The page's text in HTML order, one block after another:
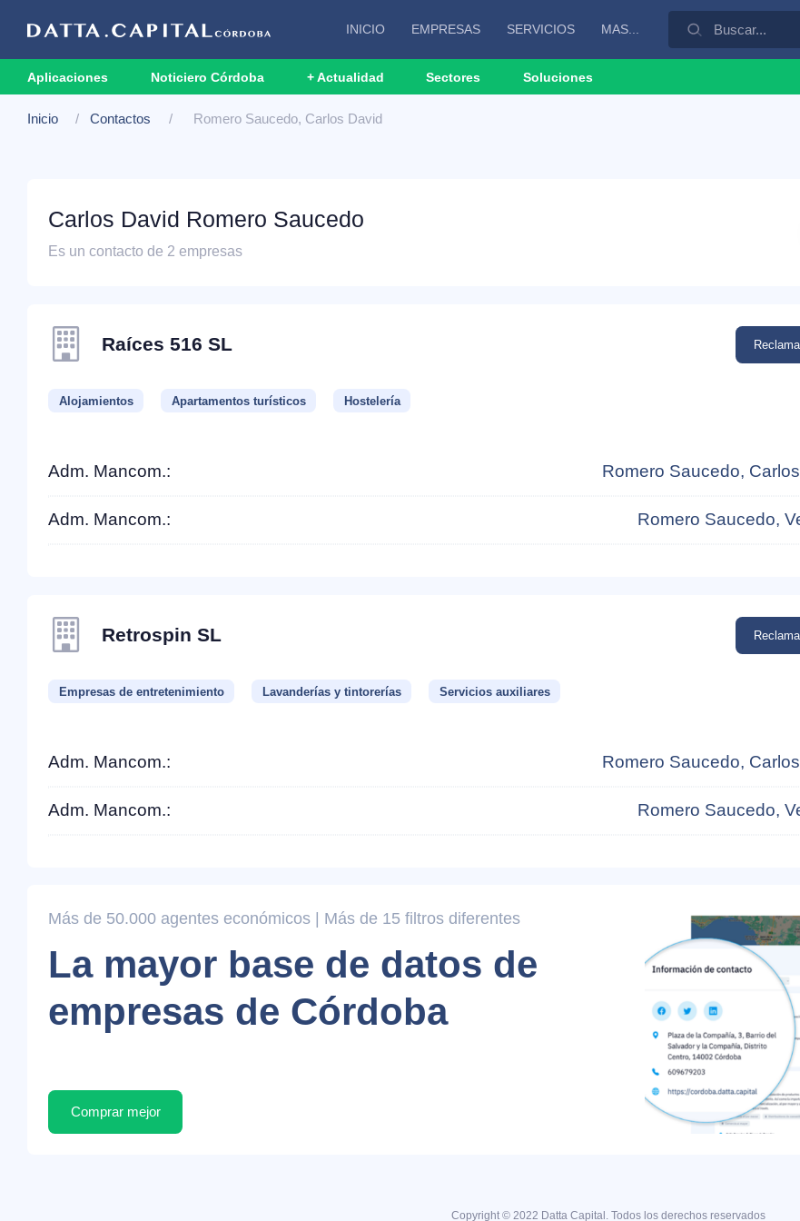
INICIO EMPRESAS SERVICIOS MAS...
Aplicaciones Noticiero Córdoba + Actualidad Sectores Soluciones
Inicio Contactos Romero Saucedo, Carlos David
Carlos David Romero Saucedo
Es un contacto de 2 empresas
Raíces 516 SL
Alojamientos Apartamentos turísticos Hostelería
Adm. Mancom.: Romero Saucedo,
Adm. Mancom.: Romero Saucedo,
Retrospin SL
Empresas de entretenimiento Lavanderías y tintorerías Servicios auxiliares
Adm. Mancom.: Romero Saucedo,
Adm. Mancom.: Romero Saucedo,
Más de 50.000 agentes económicos | Más de 15 filtros diferentes
La mayor base de datos de
empresas de Córdoba
Comprar mejor
Copyright © 2022 Datta Capital. Todos los derechos reservados